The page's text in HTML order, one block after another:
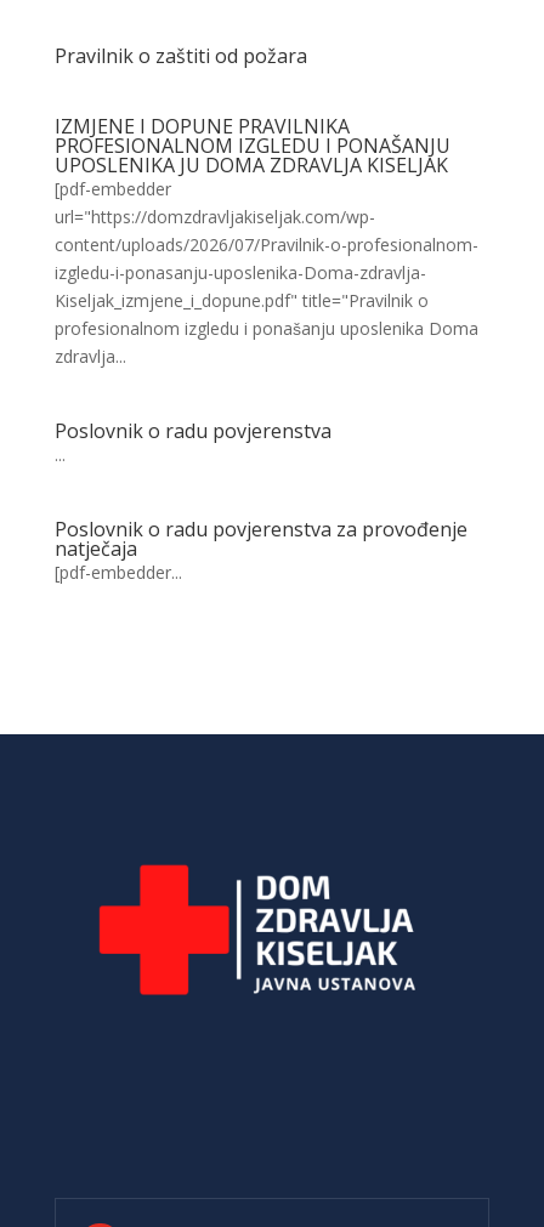
Pravilnik o zaštiti od požara
IZMJENE I DOPUNE PRAVILNIKA
PROFESIONALNOM IZGLEDU I PONAŠANJU
UPOSLENIKA JU DOMA ZDRAVLJA KISELJAK
[pdf-embedder
url="https://domzdravljakiseljak.com/wp-
content/uploads/2026/07/Pravilnik-o-profesionalnom-
izgledu-i-ponasanju-uposlenika-Doma-zdravlja-
Kiseljak_izmjene_i_dopune.pdf" title="Pravilnik o
profesionalnom izgledu i ponašanju uposlenika Doma
zdravlja...
Poslovnik o radu povjerenstva
...
Poslovnik o radu povjerenstva za provođenje
natječaja
[pdf-embedder...